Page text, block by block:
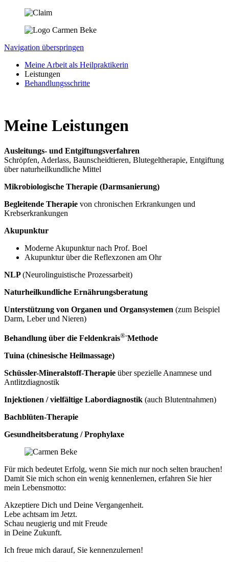
Navigation überspringen
Meine Arbeit als Heilpraktikerin
Leistungen
Behandlungsschritte
Meine Leistungen
Ausleitungs- und Entgiftungsverfahren
Schröpfen, Aderlass, Baunscheidtieren, Blutegeltherapie, Entgiftung
über naturheilkundliche Mittel
Mikrobiologische Therapie (Darmsanierung)
Begleitende Therapie von chronischen Erkrankungen und
Krebserkrankungen
Akupunktur
Moderne Akupunktur nach Prof. Boel
Akupunktur über die Reflexzonen am Ohr
NLP(Neurolinguistische Prozessarbeit)
Naturheilkundliche Ernährungsberatung
Unterstützung von Organen und Organsystemen (zum Beispiel
Darm, Leber und Nieren)
Behandlung über die Feldenkrais®-Methode
Tuina (chinesische Heilmassage)
Schüssler-Mineralstoff-Therapie über spezielle Anamnese und
Antlitzdiagnostik
Injektionen / vielfältige Labordiagnostik (auch Blutentnahmen)
Bachblüten-Therapie
Gesundheitsberatung / Prophylaxe
Für mich bedeutet Erfolg, wenn Sie mich nur noch selten brauchen!
Damit Sie mich schon ein wenig kennenlernen, erfahren Sie hier
mein Lebensmotto:
Akzeptiere Dich und Deine Vergangenheit.
Lebe achtsam im Jetzt.
Schau neugierig und mit Freude
in Deine Zukunft.
Ich freue mich darauf, Sie kennenzulernen!